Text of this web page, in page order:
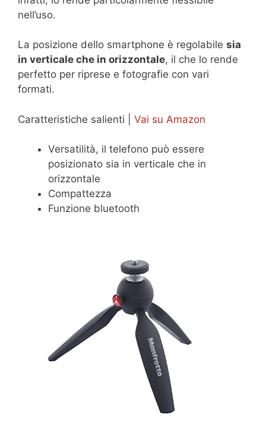
nell’uso.
La posizione dello smartphone è regolabile sia
in verticale che in orizzontale, il che lo rende
perfetto per riprese e fotografie con vari
formati.
Caratteristiche salienti | Vai su Amazon
Versatilità, il telefono può essere
posizionato sia in verticale che in
orizzontale
Compattezza
Funzione bluetooth